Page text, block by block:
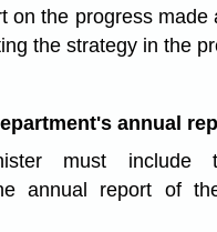
on the progress
the strategy in the
annual
must include
annual report of